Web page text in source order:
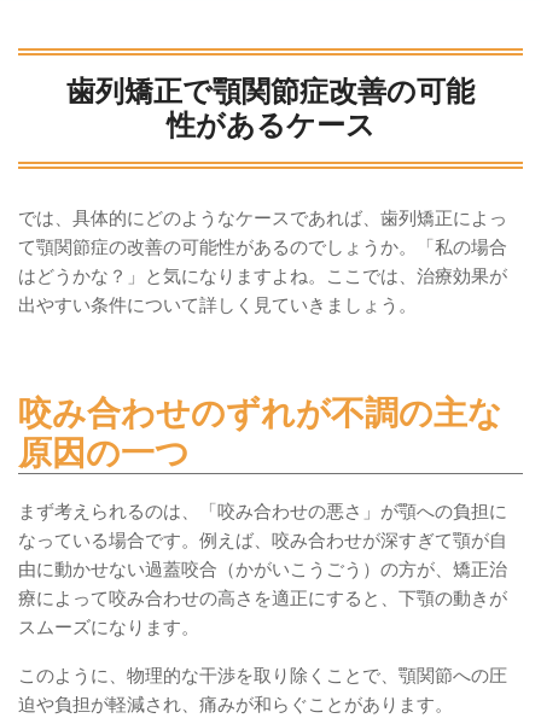
歯列矯正で顎関節症改善の可能
性があるケース
では、具体的にどのようなケースであれば、歯列矯正によっ
て顎関節症の改善の可能性があるのでしょうか。「私の場合
はどうかな？」と気になりますよね。ここでは、治療効果が
出やすい条件について詳しく見ていきましょう。
咬み合わせのずれが不調の主な
原因の一つ
まず考えられるのは、「咬み合わせの悪さ」が顎への負担に
なっている場合です。例えば、咬み合わせが深すぎて顎が自
由に動かせない過蓋咬合（かがいこうごう）の方が、矯正治
療によって咬み合わせの高さを適正にすると、下顎の動きが
スムーズになります。
このように、物理的な干渉を取り除くことで、顎関節への圧
迫や負担が軽減され、痛みが和らぐことがあります。